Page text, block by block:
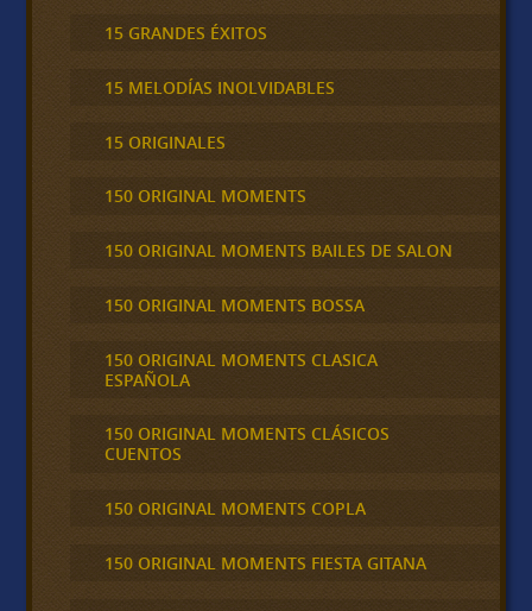
15 GRANDES ÉXITOS
15 MELODÍAS INOLVIDABLES
15 ORIGINALES
150 ORIGINAL MOMENTS
150 ORIGINAL MOMENTS BAILES DE SALON
150 ORIGINAL MOMENTS BOSSA
150 ORIGINAL MOMENTS CLASICA
ESPAÑOLA
150 ORIGINAL MOMENTS CLÁSICOS
CUENTOS
150 ORIGINAL MOMENTS COPLA
150 ORIGINAL MOMENTS FIESTA GITANA